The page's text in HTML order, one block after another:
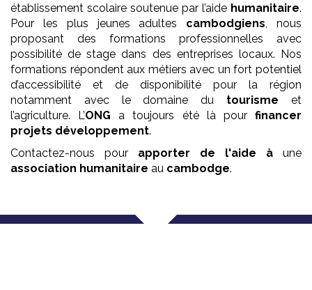
établissement scolaire soutenue par l’aide humanitaire.
Pour les plus jeunes adultes cambodgiens , nous
proposant des formations professionnelles avec
possibilité de stage dans des entreprises locaux. Nos
formations répondent aux métiers avec un fort potentiel
d’accessibilité et de disponibilité pour la région
notamment avec le domaine du tourisme et
l’agriculture. L’ONG a toujours été là pourfinancer
projets développement.
Contactez-nous pour apporter de l'aide à une
association humanitaire au cambodge.